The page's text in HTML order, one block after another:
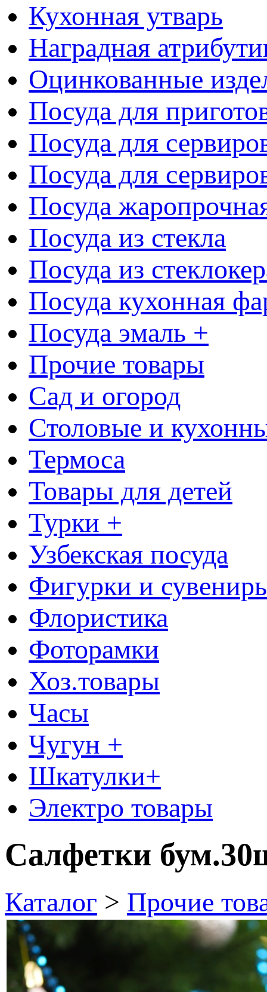
Кухонная утварь
Наградная
Оцинкованные
Посуда для
Посуда для
Посуда для
Посуда
Посуда из стекла
Посуда из
Посуда кухонная
Посуда эмаль +
Прочие товары
Сад и огород
Столовые и
Термоса
Товары для детей
Турки +
Узбекская посуда
Фигурки и
Флористика
Фоторамки
Хоз.товары
Часы
Чугун +
Шкатулки+
Электро товары
Салфетки
Каталог > Прочие